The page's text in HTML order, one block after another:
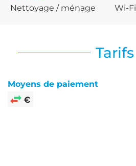
Nettoyage / ménage
Wi-Fi
Tarifs
Moyens de paiement